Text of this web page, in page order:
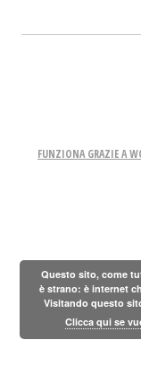
FUNZIONA GRAZIE A
Questo sito, come
è strano: è internet
Visitando questo
Clicca qui se